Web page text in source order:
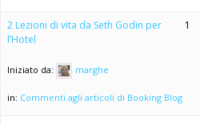
2 Lezioni di vita da Seth Godin per
l’Hotel
Iniziato da: marghe
in: Commenti agli articoli di Booking Blog
1